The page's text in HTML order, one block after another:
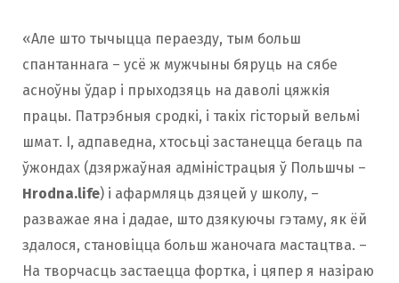
«Але што тычыцца пераезду, тым больш
спантаннага – усё ж мужчыны бяруць на сябе
асноўны ўдар і прыходзяць на даволі цяжкія
працы. Патрэбныя сродкі, і такіх гісторый вельмі
шмат. І, адпаведна, хтосьці застанецца бегаць па
ўжондах (дзяржаўная адміністрацыя ў Польшчы –
Hrodna.life) і афармляць дзяцей у школу, –
разважае яна і дадае, што дзякуючы гэтаму, як ёй
здалося, становіцца больш жаночага мастацтва. –
На творчасць застаецца фортка, і цяпер я назіраю